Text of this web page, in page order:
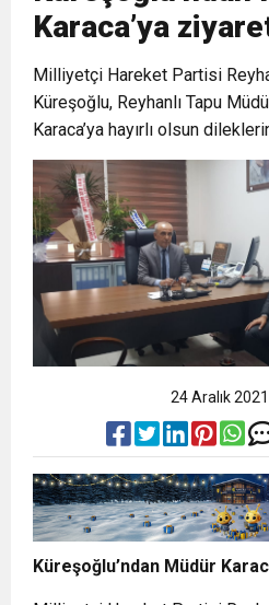
Cumhuriyet, Türk Milletinin
ve Onur Nişanesidir
6:19 HBB BAŞKANI ÖNTÜRK’ÜN
CUMHURİYET BAYRAMI
17:36 KURUMLAR VERGİSİ
1:00 İTSO İŞ-KUR SGK TOPLANTI
DUYURUSU
21:40 CEYLANDERE’DE BAŞKAN
KARAÇAY’A SEVGİ SELİ
18:22 BAŞKAN SAMİ ÜSTÜN’DEN
Karaca’ya
Milliyetçi Hareket Partisi
Küreşoğlu, Reyhanlı Tapu
Karaca’ya hayırlı olsun
24 Aralık
Küreşoğlu’ndan Müdür